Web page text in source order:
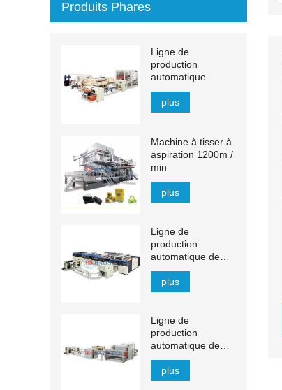
Produits Phares
Ligne de
production
automatique
d'essuie-mains en
papier à transfert
MJN-PL
plus
Machine à tisser à
aspiration 1200m /
min
plus
Ligne de
production
automatique de
mouchoirs YH-FG
plus
Ligne de
production
automatique de
mouchoirs en
papier à transfert
automatique de
plus